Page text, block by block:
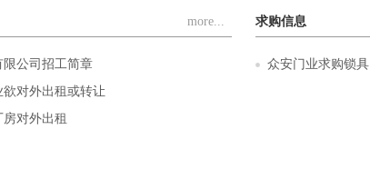
more...
公司招工简章
对外出租或转让
对外出租
求购信息
众安门业求购锁具